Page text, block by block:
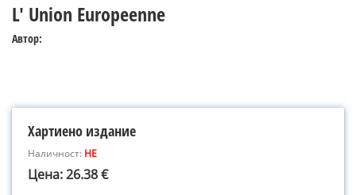
L' Union Europeenne
Автор:
Хартиено издание
Наличност: НЕ
Цена: 26.38 €